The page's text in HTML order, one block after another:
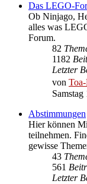
Das LEGO-
Ob Ninjago,
alles was
Forum.
82
1182
Letzter
von
Abstimmungen
Hier können
teilnehmen.
gewisse
43
561
Letzter